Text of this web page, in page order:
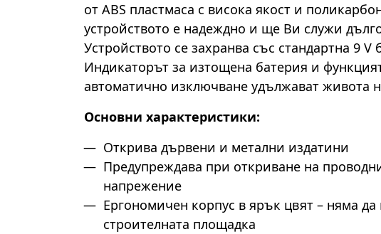
от ABS пластмаса с висока якост и
устройството е надеждно и ще Ви служи
Устройството се захранва със стандартна 9 V
Индикаторът за изтощена батерия и
автоматично изключване удължават живота
Основни характеристики:
Открива дървени и метални издатини
Предупреждава при откриване на
напрежение
Ергономичен корпус в ярък цвят – няма да
строителната площадка